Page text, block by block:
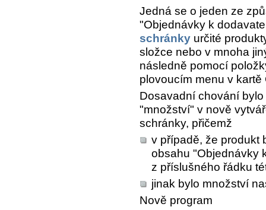
Jedná se o jeden ze
"Objednávky k
schránky určité
složce nebo v mnoha
následně pomocí
plovoucím menu v kartě
Dosavadní chování
"množství" v nově
schránky, přičemž
v případě, že produkt
obsahu "Objednávky
z příslušného řádku
jinak bylo množství
Nově program